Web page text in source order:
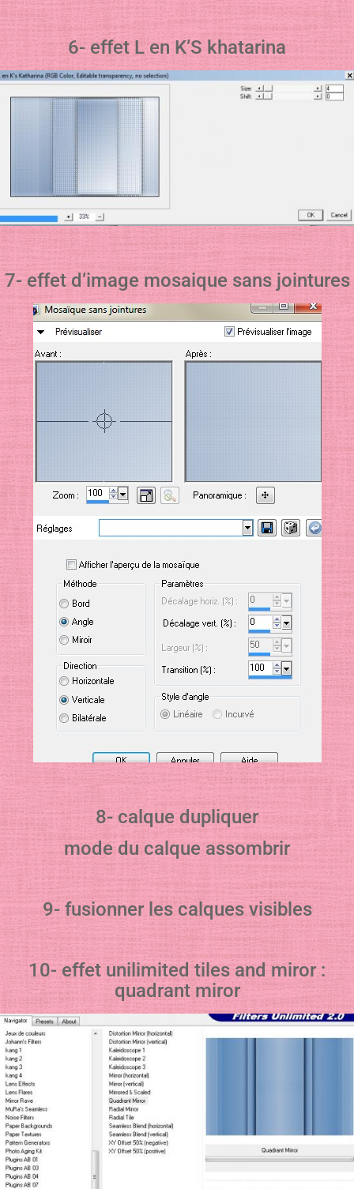
6- effet L en K’S khatarina
7- effet d’image mosaique sans jointures
8- calque dupliquer
mode du calque assombrir
9- fusionner les calques visibles
10- effet unilimited tiles and miror :
quadrant miror